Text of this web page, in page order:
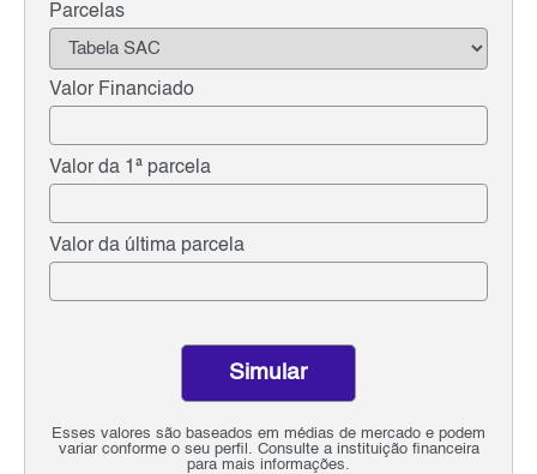
Parcelas
Valor Financiado
Valor da 1ª parcela
Valor da última parcela
Esses valores são baseados em médias de mercado e podem
variar conforme o seu perfil. Consulte a instituição financeira
para mais informações.
Simular